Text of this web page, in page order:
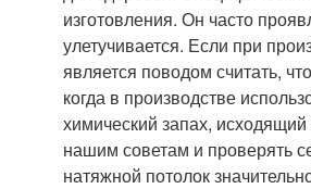
изготовления. Он часто
улетучивается. Если при
является поводом считать,
когда в производстве
химический запах,
нашим советам и проверять
натяжной потолок